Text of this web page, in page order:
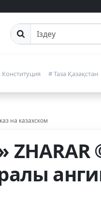
Сайттан іздеу
# Таза Қазақстан
на казахском